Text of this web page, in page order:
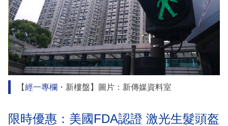
【經一專欄 ・新樓盤】圖片：新傳媒資料室
限時優惠：美國FDA認證 激光生髮頭盔